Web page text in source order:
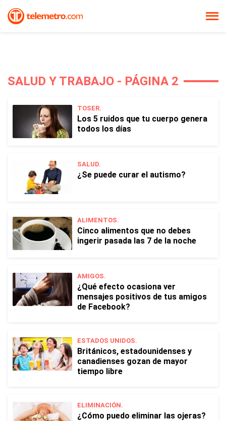
SALUD Y TRABAJO - PÁGINA 2
TOSER.
Los 5 ruidos que tu cuerpo genera
todos los días
SALUD.
¿Se puede curar el autismo?
ALIMENTOS.
Cinco alimentos que no debes
ingerir pasada las 7 de la noche
AMIGOS.
¿Qué efecto ocasiona ver
mensajes positivos de tus amigos
de Facebook?
ESTADOS UNIDOS.
Británicos, estadounidenses y
canadienses gozan de mayor
tiempo libre
ELIMINACIÓN.
¿Cómo puedo eliminar las ojeras?